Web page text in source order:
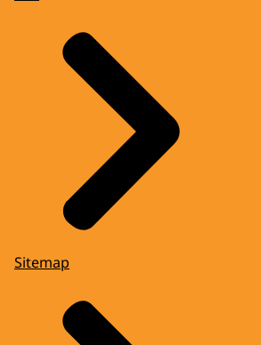
Sitemap